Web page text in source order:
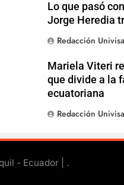
Lo que pasó
Jorge Heredia
Redacción Univisa
Mariela Viteri
que divide a la
ecuatoriana
Redacción Univisa
- Ecuador | .